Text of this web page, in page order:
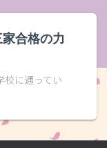
合格の力
校に通ってい